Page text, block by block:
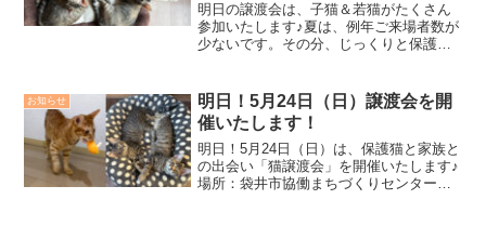
明日の譲渡会は、子猫＆若猫がたくさん
参加いたします♪夏は、例年ご来場者数が
少ないです。その分、じっくりと保護猫
匹！！！可愛さMAXでみなさまのお越し
をお待ちしております♪...
お知らせ
明日！5月24日（日）譲渡会を開
催いたします！
明日！5月24日（日）は、保護猫と家族と
の出会い「猫譲渡会」を開催いたします♪
場所：袋井市協働まちづくりセンターふ